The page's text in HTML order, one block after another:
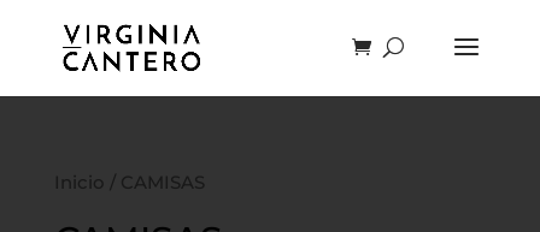
Inicio / CAMISAS